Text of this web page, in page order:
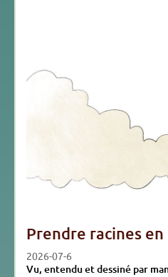
Prendre racines
2026-07-6
Vu, entendu et dessiné par